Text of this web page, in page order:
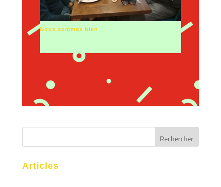
Nous sommes bien
Articles